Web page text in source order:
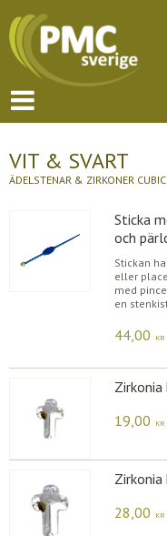
VIT & SVART
ÄDELSTENAR & ZIRKONER
Sticka
och
Stickan
eller
med
en
44,00 KR
19,00
KR
28,00
KR